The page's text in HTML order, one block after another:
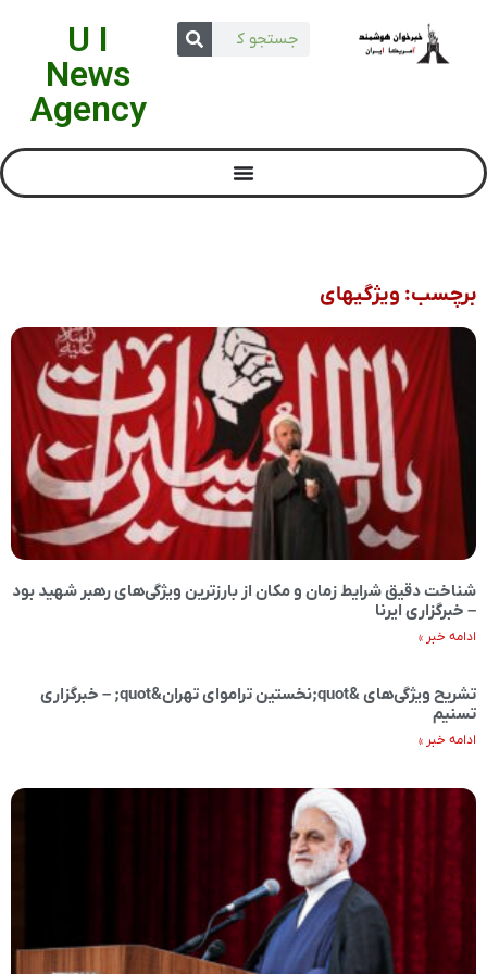
U I
News
Agency
برچسب: ویژگیهای
شناخت دقیق شرایط زمان و مکان از بارزترین ویژگی‌های رهبر شهید بود
– خبرگزاری ایرنا
ادامه خبر »
تشریح ویژگی‌های &quot;نخستین تراموای تهران&quot; – خبرگزاری
تسنیم
ادامه خبر »